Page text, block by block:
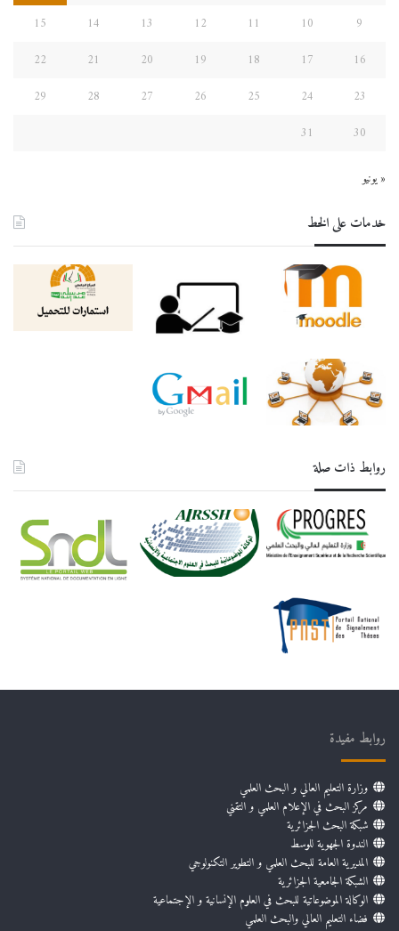
9
10
11
12
13
14
15
16
17
18
19
20
21
22
23
24
25
26
27
28
29
30
31
« يونيو
خدمات على الخط
روابط ذات صلة
روابط مفيدة
وزارة التعليم العالي و البحث العلمي
مركز البحث في الإعلام العلمي و التقني
شبكة البحث الجزائرية
الندوة الجهوية للوسط
المديرية العامة للبحث العلمي و التطوير التكنولوجي
الشبكة الجامعية الجزائرية
الوكالة الموضوعاتية للبحث في العلوم الإنسانية و الإجتماعية
فضاء التعليم العالي والبحث العلمي